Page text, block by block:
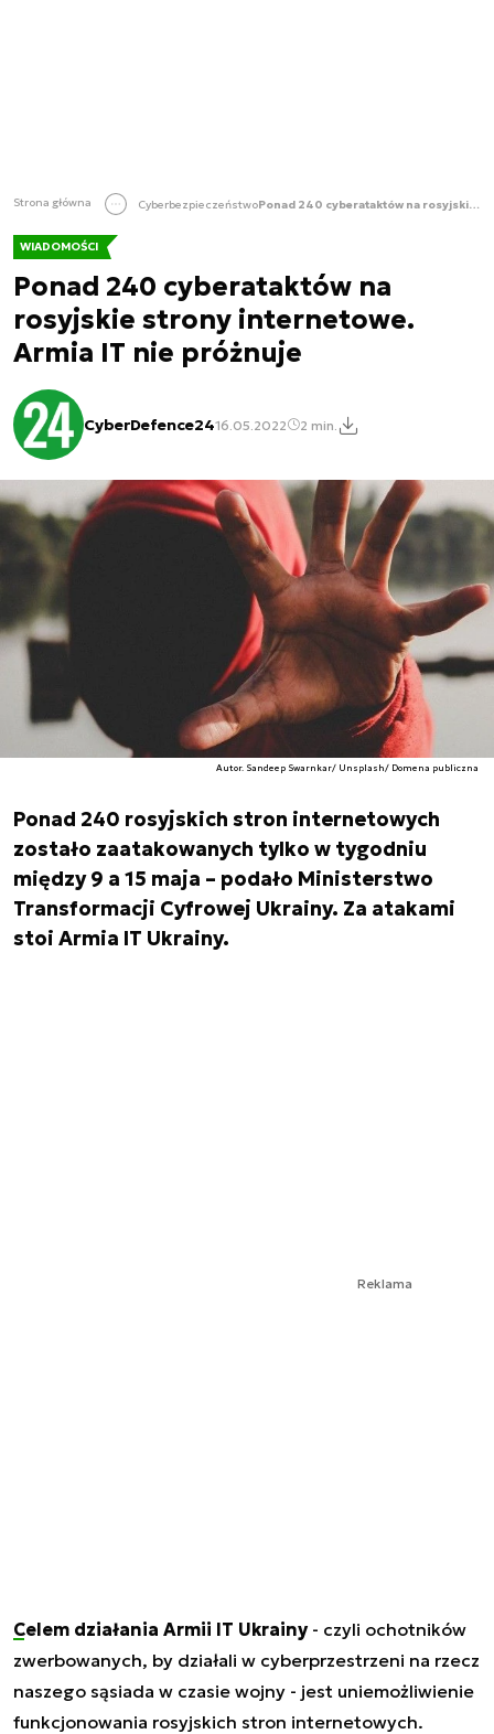
Strona główna Cyberbezpieczeństwo Ponad 240 cyberataktów na rosyjskie strony internetowe. Armia IT nie próżnuje
WIADOMOŚCI
Ponad 240 cyberataktów na
rosyjskie strony internetowe.
Armia IT nie próżnuje
CyberDefence2416.05.2022 2 min.
Autor. Sandeep Swarnkar/ Unsplash/ Domena publiczna
Ponad 240 rosyjskich stron internetowych
zostało zaatakowanych tylko w tygodniu
między 9 a 15 maja – podało Ministerstwo
Transformacji Cyfrowej Ukrainy. Za atakami
stoi Armia IT Ukrainy.
Reklama
Celem działania Armii IT Ukrainy- czyli ochotników
zwerbowanych, by działali w cyberprzestrzeni na rzecz
naszego sąsiada w czasie wojny - jest uniemożliwienie
funkcjonowania rosyjskich stron internetowych.